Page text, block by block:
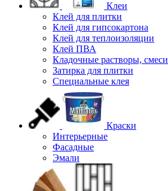
Клеи
Клей для плитки
Клей для гипсокартона
Клей для теплоизоляции
Клей ПВА
Кладочные растворы, смеси
Затирка для плитки
Специальные клея
Краски
Интерьерные
Фасадные
Эмали